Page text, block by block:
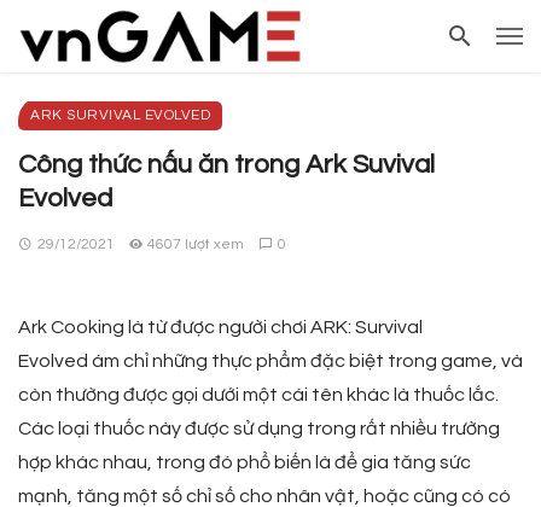
ARK SURVIVAL EVOLVED
Công thức nấu ăn trong Ark Suvival
Evolved
29/12/2021 4607 lượt xem 0
Ark Cooking là từ được người chơi ARK: Survival
Evolved ám chỉ những thực phẩm đặc biệt trong game, và
còn thường được gọi dưới một cái tên khác là thuốc lắc.
Các loại thuốc này được sử dụng trong rất nhiều trường
hợp khác nhau, trong đó phổ biến là để gia tăng sức
mạnh, tăng một số chỉ số cho nhân vật, hoặc cũng có có